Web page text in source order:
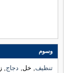
وسوم
تنظيف , خل, دجاج ,